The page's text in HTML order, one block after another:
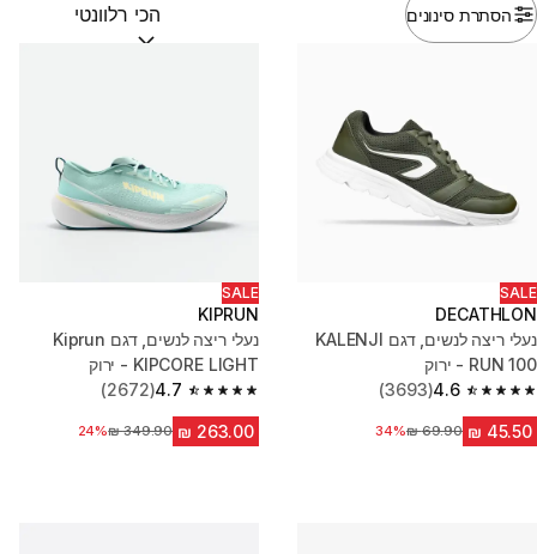
הסתרת סינונים מיין לפי:(optional)
SALE
DECATHLON
נעלי ריצה לנשים, דגם KALENJI
RUN 100 - ירוק
4.6
4.6 out of 5 stars from 3693 reviews
(3693)
מחיר לפני הנחה‏69.90 ₪
34%
SALE
KIPRUN
נעלי ריצה לנשים, דגם Kiprun
KIPCORE LIGHT - ירוק
4.7
4.7 out of 5 stars from 2672 reviews
(2672)
מחיר לפני הנחה
24%